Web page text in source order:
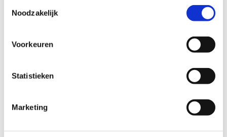
Noodzakelijk
Voorkeuren
Statistieken
Marketing